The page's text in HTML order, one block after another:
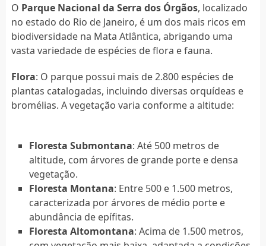
O Parque Nacional da Serra dos Órgãos, localizado
no estado do Rio de Janeiro, é um dos mais ricos em
biodiversidade na Mata Atlântica, abrigando uma
vasta variedade de espécies de flora e fauna.
Flora: O parque possui mais de 2.800 espécies de
plantas catalogadas, incluindo diversas orquídeas e
bromélias. A vegetação varia conforme a altitude:
Floresta Submontana: Até 500 metros de
altitude, com árvores de grande porte e densa
vegetação.
Floresta Montana: Entre 500 e 1.500 metros,
caracterizada por árvores de médio porte e
abundância de epífitas.
Floresta Altomontana: Acima de 1.500 metros,